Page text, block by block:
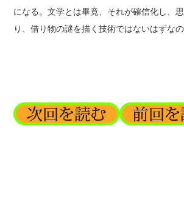
になる。文学とは畢竟、それが確信化し、
り、借り物の謎を描く技術ではないはずなの